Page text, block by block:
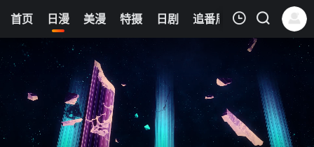
首页 日漫 美漫 特摄 日剧 追番周表 今日更新
0
我的观影记录
第23集
狩龙人拉格纳
清空